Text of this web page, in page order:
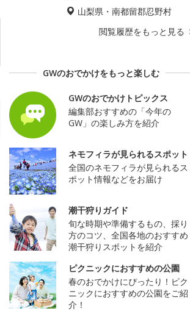
山梨県・南都留郡忍野村
閲覧履歴をもっと見る
GWのおでかけをもっと楽しむ
GWのおでかけトピックス
編集部おすすめの「今年の
GW」の楽しみ方を紹介
ネモフィラが見られるスポット
全国のネモフィラが見られるス
ポット情報などをお届け
潮干狩りガイド
旬な時期や準備するもの、採り
方のコツ、全国各地のおすすめ
潮干狩りスポットを紹介
ピクニックにおすすめの公園
春のおでかけにぴったり！ピク
ニックにおすすめの公園をご紹
介！